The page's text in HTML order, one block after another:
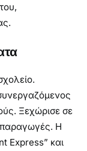
Ξεχώρισε σε
Η
Express” και